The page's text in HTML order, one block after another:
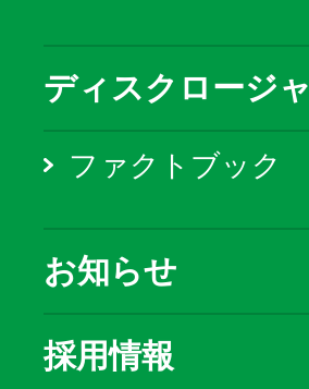
ディスクロージ
ファクトブック
お知らせ
採用情報